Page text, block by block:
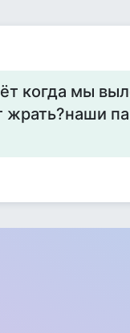
когда мы
жрать?наши